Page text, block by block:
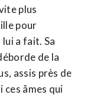
plus
pour
a fait. Sa
de la
assis près de
ces âmes qui